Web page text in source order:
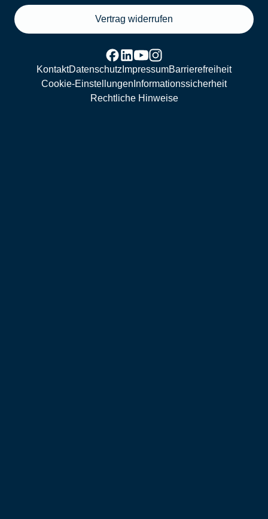
Vertrag widerrufen
KontaktDatenschutz ImpressumBarrierefreiheit
Cookie-Einstellungen Informationssicherheit
Rechtliche Hinweise